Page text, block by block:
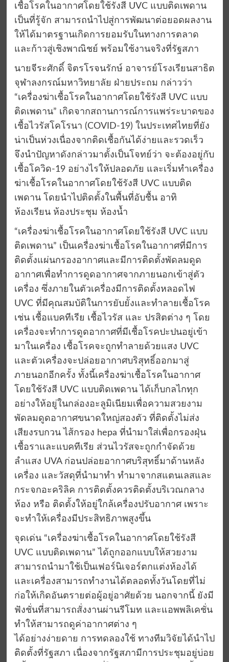
เชื้อโรคในอากาศโดยใช้รังสี UVC แบบติดเพดาน
เป็นที่รู้จัก สามารถนำไปสู่การพัฒนาต่อยอดผลงาน
ให้ได้มาตรฐานเกิดการยอมรับในทางการตลาด
และก้าวสู่เชิงพาณิชย์ พร้อมใช้งานจริงที่รัฐสภา
นายจีระศักดิ์ จิตรโรจนรักษ์ อาจารย์โรงเรียนสาธิต
จุฬาลงกรณ์มหาวิทยาลัย ฝ่ายประถม กล่าวว่า
“เครื่องฆ่าเชื้อโรคในอากาศโดยใช้รังสี UVC แบบ
ติดเพดาน” เกิดจากสถานการณ์การแพร่ระบาดของ
เชื้อไวรัสโคโรนา (COVID-19) ในประเทศไทยที่ยัง
น่าเป็นห่วงเนื่องจากติดเชื้อกันได้ง่ายและรวดเร็ว
จึงนำปัญหาดังกล่าวมาตั้งเป็นโจทย์ว่า จะต้องอยู่กับ
เชื้อโควิด-19 อย่างไรให้ปลอดภัย และเริ่มทำเครื่อง
ฆ่าเชื้อโรคในอากาศโดยใช้รังสี UVC แบบติด
เพดาน โดยนำไปติดตั้งในพื้นที่อับชื้น อาทิ
ห้องเรียน ห้องประชุม ห้องน้ำ
“เครื่องฆ่าเชื้อโรคในอากาศโดยใช้รังสี UVC แบบ
ติดเพดาน” เป็นเครื่องฆ่าเชื้อโรคในอากาศที่มีการ
ติดตั้งแผ่นกรองอากาศและมีการติดตั้งพัดลมดูด
อากาศเพื่อทำการดูดอากาศจากภายนอกเข้าสู่ตัว
เครื่อง ซึ่งภายในตัวเครื่องมีการติดตั้งหลอดไฟ
UVC ที่มีคุณสมบัติในการยับยั้งและทำลายเชื้อโรค
เช่น เชื้อแบคทีเรีย เชื้อไวรัส และ ปรสิตต่าง ๆ โดย
เครื่องจะทำการดูดอากาศที่มีเชื้อโรคปะปนอยู่เข้า
มาในเครื่อง เชื้อโรคจะถูกทำลายด้วยแสง UVC
และตัวเครื่องจะปล่อยอากาศบริสุทธิ์ออกมาสู่
ภายนอกอีกครั้ง ทั้งนี้เครื่องฆ่าเชื้อโรคในอากาศ
โดยใช้รังสี UVC แบบติดเพดาน ได้เก็บกลไกทุก
อย่างให้อยู่ในกล่องอะลูมิเนียมเพื่อความสวยงาม
พัดลมดูดอากาศขนาดใหญ่สองตัว ที่ติดตั้งไม่ส่ง
เสียงรบกวน ไส้กรอง hepa ที่นำมาใส่เพื่อกรองฝุ่น
เชื้อราและแบคทีเรีย ส่วนไวรัสจะถูกกำจัดด้วย
ลำแสง UVA ก่อนปล่อยอากาศบริสุทธิ์มาด้านหลัง
เครื่อง และวัสดุที่นำมาทำ ทำมาจากสแตนเลสและ
กระจกอะคริลิค การติดตั้งควรติดตั้งบริเวณกลาง
ห้อง หรือ ติดตั้งให้อยู่ใกล้เครื่องปรับอากาศ เพราะ
จะทำให้เครื่องมีประสิทธิภาพสูงขึ้น
จุดเด่น “เครื่องฆ่าเชื้อโรคในอากาศโดยใช้รังสี
UVC แบบติดเพดาน” ได้ถูกออกแบบให้สวยงาม
สามารถนำมาใช้เป็นเฟอร์นิเจอร์ตกแต่งห้องได้
และเครื่องสามารถทำงานได้ตลอดทั้งวันโดยที่ไม่
ก่อให้เกิดอันตรายต่อผู้อยู่อาศัยด้วย นอกจากนี้ ยังมี
ฟังชั่นที่สามารถสั่งงานผ่านรีโมท และแอพพลิเคชั่น
ทำให้สามารถดูค่าอากาศต่าง ๆ
ได้อย่างง่ายดาย การทดลองใช้ ทางทีมวิจัยได้นำไป
ติดตั้งที่รัฐสภา เนื่องจากรัฐสภามีการประชุมอยู่บ่อย